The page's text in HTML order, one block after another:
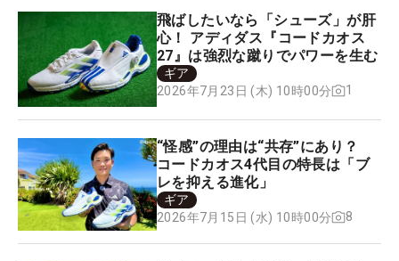
飛ばしたいなら「シューズ」が肝
心！ アディダス『コードカオス
27』は強烈な蹴りでパワーを生む
ギア
2026年7月23日 (木) 10時00分
1
“怪感”の理由は“共存”にあり？
コードカオス4代目の特長は「ブ
レを抑える進化」
ギア
2026年7月15日 (水) 10時00分
8